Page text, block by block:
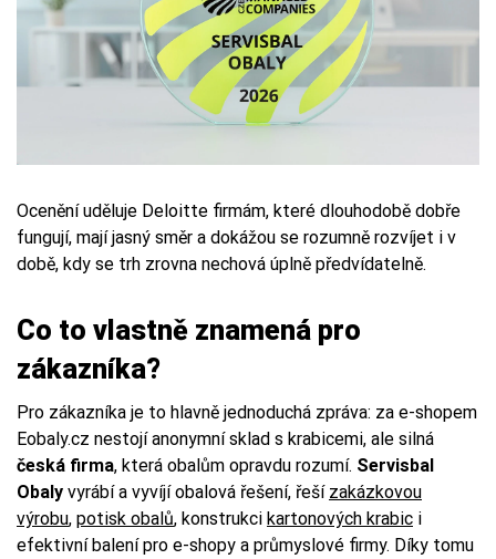
Ocenění uděluje Deloitte firmám, které dlouhodobě dobře
fungují, mají jasný směr a dokážou se rozumně rozvíjet i v
době, kdy se trh zrovna nechová úplně předvídatelně.
Co to vlastně znamená pro
zákazníka?
Pro zákazníka je to hlavně jednoduchá zpráva: za e-shopem
Eobaly.cz nestojí anonymní sklad s krabicemi, ale silná
česká firma, která obalům opravdu rozumí. Servisbal
Obaly vyrábí a vyvíjí obalová řešení, řeší zakázkovou
výrobu, potisk obalů, konstrukci kartonových krabic i
efektivní balení pro e-shopy a průmyslové firmy. Díky tomu